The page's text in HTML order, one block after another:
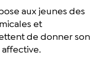
aux jeunes des
et
de donner son